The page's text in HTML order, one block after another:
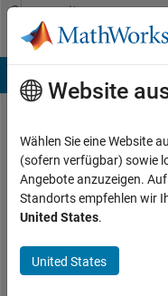
Weiter zum Inhalt
Community
Profile
Liam
Sullivan
Last
fast 4
Jahre
Website
Wählen Sie eine Website
(sofern verfügbar) sowie
Angebote anzuzeigen.
Standorts empfehlen wir
United States.
United States